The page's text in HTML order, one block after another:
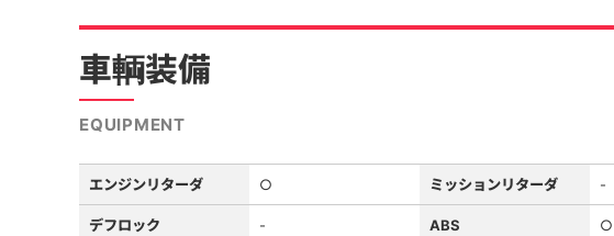
車輌装備
EQUIPMENT
エンジンリターダ ○ ミッションリターダ -
デフロック - ABS ○